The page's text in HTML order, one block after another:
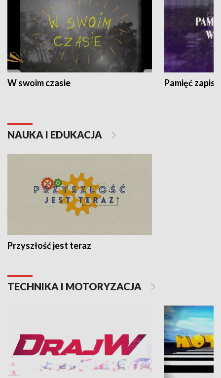
W swoim czasie Pamięć
NAUKA I EDUKACJA
Przyszłość jest teraz
TECHNIKA I MOTORYZACJA